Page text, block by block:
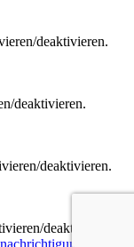
deaktivieren.
deaktivieren.
deaktivieren.
deaktivieren.